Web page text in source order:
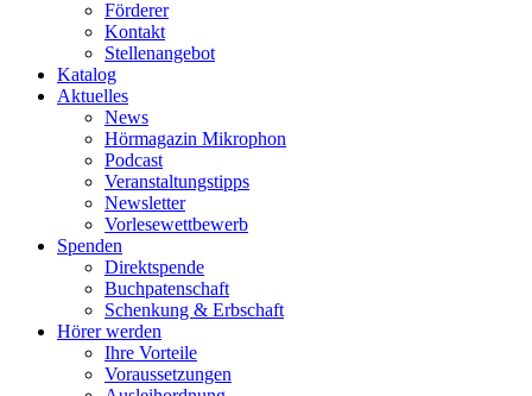
Förderer
Kontakt
Stellenangebot
Katalog
Aktuelles
News
Hörmagazin Mikrophon
Podcast
Veranstaltungstipps
Newsletter
Vorlesewettbewerb
Spenden
Direktspende
Buchpatenschaft
Schenkung & Erbschaft
Hörer werden
Ihre Vorteile
Voraussetzungen